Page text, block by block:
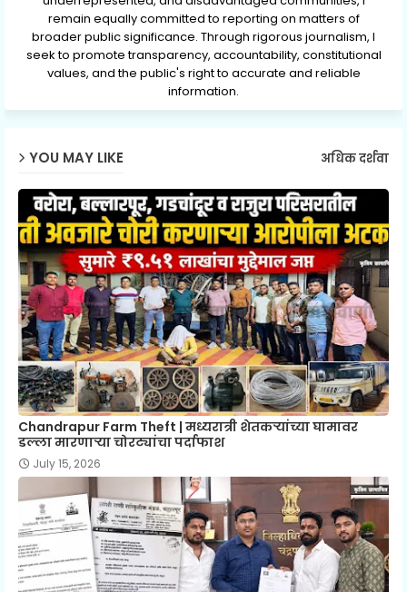
remain equally committed to reporting on matters of
broader public significance. Through rigorous journalism, I
seek to promote transparency, accountability, constitutional
values, and the public's right to accurate and reliable
information.
YOU MAY LIKE अधिक दर्शवा
Chandrapur Farm Theft | मध्यरात्री शेतकऱ्यांच्या घामावर
डल्ला मारणाऱ्या चोरट्यांचा पर्दाफाश
July 15, 2026